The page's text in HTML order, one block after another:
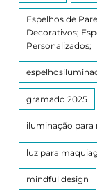
Espelhos de
Decorativos;
Personalizados;
gramado 2025
iluminação para
luz para
mindful design